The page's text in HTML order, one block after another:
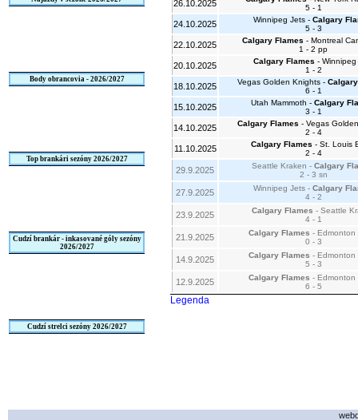
Body obrancovia - 2026/2027
Top brankári sezóny 2026/2027
Cudzí brankár - inkasované góly sezóny
2026/2027
Cudzí strelci sezóny 2026/2027
26.10.2025
5 - 1
24.10.2025 Winnipeg Jets - Calgary
5 - 3
22.10.2025 Calgary Flames - Montreal
1 - 2 pp
20.10.2025 Calgary Flames - Winnipeg
1 - 2
18.10.2025 Vegas Golden Knights -
6 - 1
15.10.2025 Utah Mammoth - Calgary
3 - 1
14.10.2025 Calgary Flames - Vegas
2 - 4
11.10.2025 Calgary Flames - St. Louis
2 - 4
29.9.2025 Seattle Kraken - Calgary
2 - 3 sn
27.9.2025 Winnipeg Jets - Calgary
4 - 2
23.9.2025 Calgary Flames - Seattle
4 - 1
21.9.2025 Calgary Flames - Edmonton
0 - 3
14.9.2025 Calgary Flames - Edmonton
5 - 3
12.9.2025 Calgary Flames - Edmonton
6 - 5
Legenda